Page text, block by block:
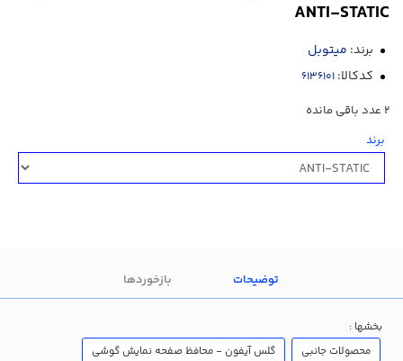
ANTI-STATIC
برند: میتوبل
کدکالا:
2 عدد باقی مانده
برند
توضیحات بازخوردها
بخشها :
محصولات جانبی
گلس آیفون - محافظ صفحه نمایش گوشی